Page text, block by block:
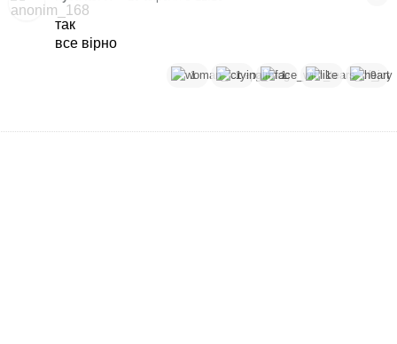
так
все вірно
1 1 1 1 9